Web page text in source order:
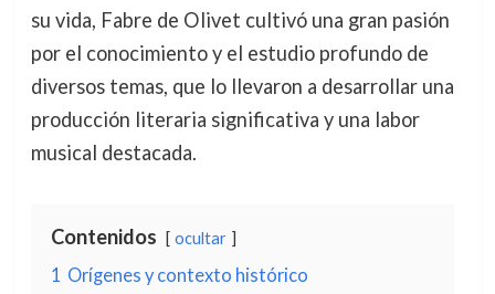
su vida, Fabre de Olivet cultivó una gran pasión
por el conocimiento y el estudio profundo de
diversos temas, que lo llevaron a desarrollar una
producción literaria significativa y una labor
musical destacada.
Contenidos ocultar
1 Orígenes y contexto histórico